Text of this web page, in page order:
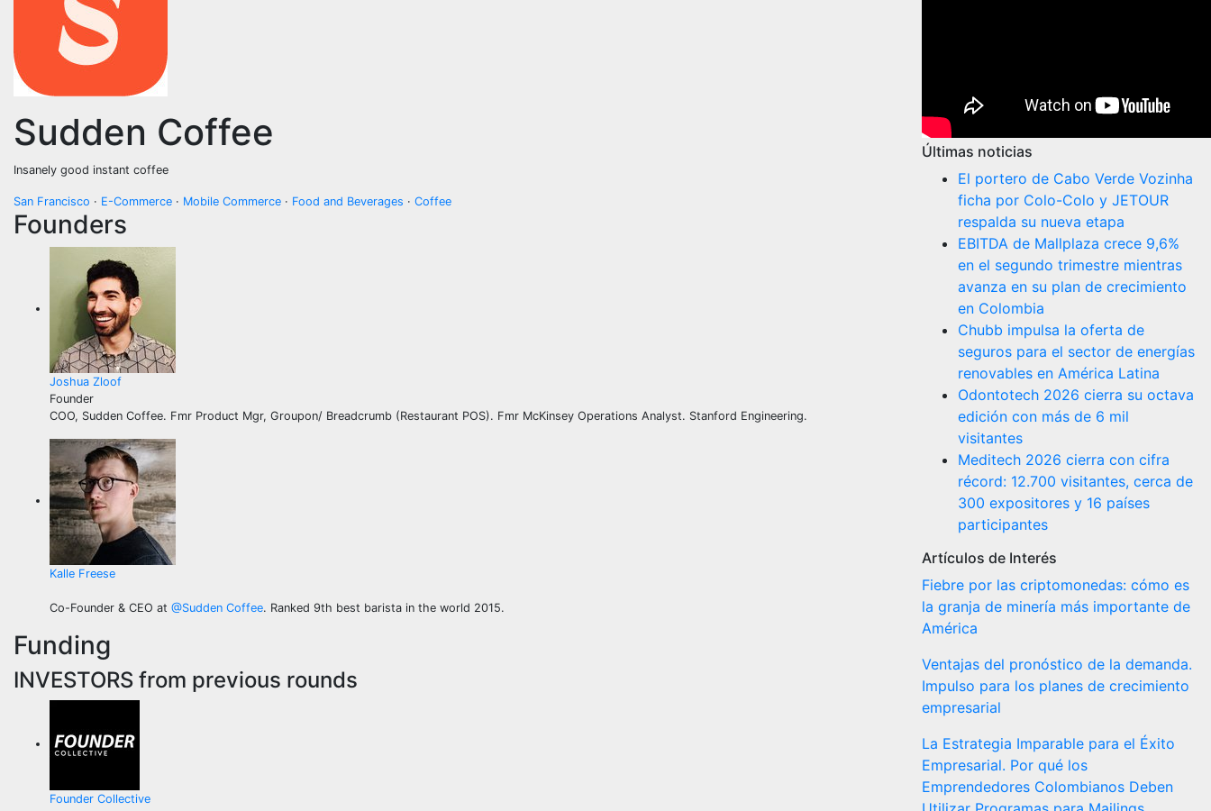
Sudden Coffee
Insanely good instant coffee
San Francisco · E-Commerce · Mobile Commerce · Food and Beverages · Coffee
Founders
Joshua Zloof
Founder
COO, Sudden Coffee. Fmr Product Mgr, Groupon/ Breadcrumb (Restaurant POS). Fmr McKinsey Operations Analyst. Stanford Engineering.
Kalle Freese
Co-Founder & CEO at @Sudden Coffee. Ranked 9th best barista in the world 2015.
Funding
INVESTORS from previous rounds
Founder Collective
Últimas noticias
El portero de Cabo Verde Vozinha
ficha por Colo-Colo y JETOUR
respalda su nueva etapa
EBITDA de Mallplaza crece 9,6%
en el segundo trimestre mientras
avanza en su plan de crecimiento
en Colombia
Chubb impulsa la oferta de
seguros para el sector de energías
renovables en América Latina
Odontotech 2026 cierra su octava
edición con más de 6 mil
visitantes
Meditech 2026 cierra con cifra
récord: 12.700 visitantes, cerca de
300 expositores y 16 países
participantes
Artículos de Interés
Fiebre por las criptomonedas: cómo es
la granja de minería más importante de
América
Ventajas del pronóstico de la demanda.
Impulso para los planes de crecimiento
empresarial
La Estrategia Imparable para el Éxito
Empresarial. Por qué los
Emprendedores Colombianos Deben